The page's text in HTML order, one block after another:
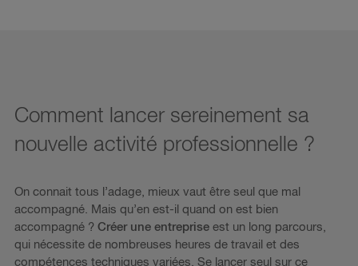
Comment lancer sereinement sa
nouvelle activité professionnelle ?
On connait tous l’adage, mieux vaut être seul que mal
accompagné. Mais qu’en est-il quand on est bien
accompagné ? Créer une entreprise est un long parcours,
qui nécessite de nombreuses heures de travail et des
compétences techniques variées. Se lancer seul sur ce